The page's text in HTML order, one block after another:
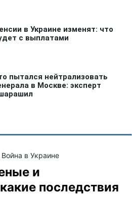
Война в Украине
и
последствия